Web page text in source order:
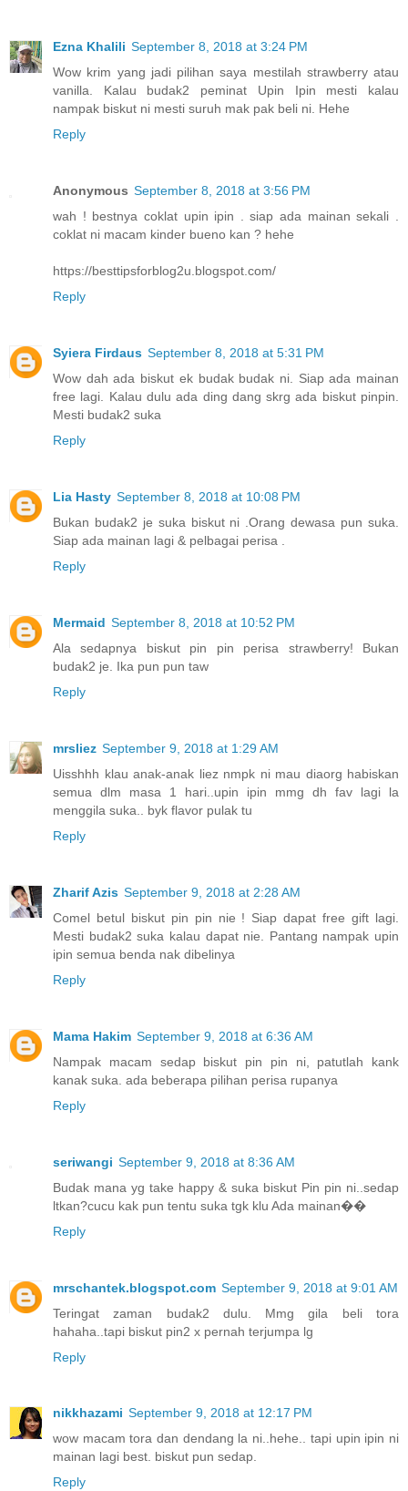
Ezna Khalili September 8, 2018 at 3:24 PM
Wow krim yang jadi pilihan saya mestilah strawberry atau
vanilla. Kalau budak2 peminat Upin Ipin mesti kalau
nampak biskut ni mesti suruh mak pak beli ni. Hehe
Reply
Anonymous September 8, 2018 at 3:56 PM
wah ! bestnya coklat upin ipin . siap ada mainan sekali .
coklat ni macam kinder bueno kan ? hehe
https://besttipsforblog2u.blogspot.com/
Reply
Syiera Firdaus September 8, 2018 at 5:31 PM
Wow dah ada biskut ek budak budak ni. Siap ada mainan
free lagi. Kalau dulu ada ding dang skrg ada biskut pinpin.
Mesti budak2 suka
Reply
Lia Hasty September 8, 2018 at 10:08 PM
Bukan budak2 je suka biskut ni .Orang dewasa pun suka.
Siap ada mainan lagi & pelbagai perisa .
Reply
Mermaid September 8, 2018 at 10:52 PM
Ala sedapnya biskut pin pin perisa strawberry! Bukan
budak2 je. Ika pun pun taw
Reply
mrsliez September 9, 2018 at 1:29 AM
Uisshhh klau anak-anak liez nmpk ni mau diaorg habiskan
semua dlm masa 1 hari..upin ipin mmg dh fav lagi la
menggila suka.. byk flavor pulak tu
Reply
Zharif Azis September 9, 2018 at 2:28 AM
Comel betul biskut pin pin nie ! Siap dapat free gift lagi.
Mesti budak2 suka kalau dapat nie. Pantang nampak upin
ipin semua benda nak dibelinya
Reply
Mama Hakim September 9, 2018 at 6:36 AM
Nampak macam sedap biskut pin pin ni, patutlah kank
kanak suka. ada beberapa pilihan perisa rupanya
Reply
seriwangi September 9, 2018 at 8:36 AM
Budak mana yg take happy & suka biskut Pin pin ni..sedap
ltkan?cucu kak pun tentu suka tgk klu Ada mainan��
Reply
mrschantek.blogspot.com September 9, 2018 at 9:01 AM
Teringat zaman budak2 dulu. Mmg gila beli tora
hahaha..tapi biskut pin2 x pernah terjumpa lg
Reply
nikkhazami September 9, 2018 at 12:17 PM
wow macam tora dan dendang la ni..hehe.. tapi upin ipin ni
mainan lagi best. biskut pun sedap.
Reply